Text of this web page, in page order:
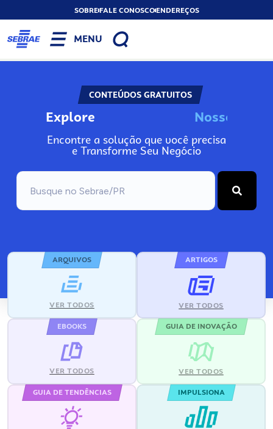
SOBREFALE CONOSCOENDEREÇOS
MENU
CONTEÚDOS GRATUITOS
Explore Nosso
Encontre a solução que você precisa
e Transforme Seu Negócio
ARQUIVOS
VER TODOS
ARTIGOS
VER TODOS
EBOOKS
VER TODOS
GUIA DE INOVAÇÃO
VER TODOS
GUIA DE TENDÊNCIAS IMPULSIONA